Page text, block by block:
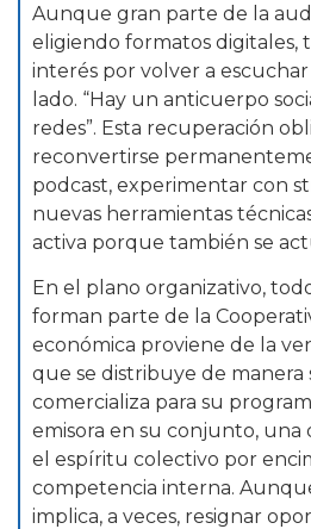
Aunque gran parte de la
eligiendo formatos digitales,
interés por volver a
lado. “Hay un anticuerpo
redes”. Esta recuperación
reconvertirse
podcast, experimentar con
nuevas herramientas
activa porque también se
En el plano organizativo,
forman parte de la
económica proviene de la
que se distribuye de manera
comercializa para su
emisora en su conjunto, una
el espíritu colectivo por
competencia interna.
implica, a veces, resignar